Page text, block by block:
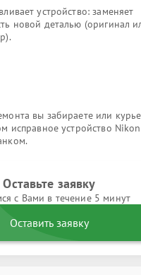
устройство: заменяет
новой деталью (оригинал
вы забираете или
исправное устройство
Оставьте заявку
с Вами в течение 5 минут
Оставить заявку